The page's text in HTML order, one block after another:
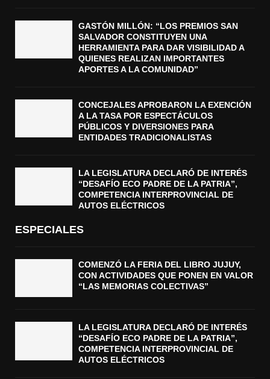
GASTÓN MILLÓN: “LOS PREMIOS SAN
SALVADOR CONSTITUYEN UNA
HERRAMIENTA PARA DAR VISIBILIDAD A
QUIENES REALIZAN IMPORTANTES
APORTES A LA COMUNIDAD”
CONCEJALES APROBARON LA EXENCIÓN
A LA TASA POR ESPECTÁCULOS
PÚBLICOS Y DIVERSIONES PARA
ENTIDADES TRADICIONALISTAS
LA LEGISLATURA DECLARÓ DE INTERÉS
“DESAFÍO ECO PADRE DE LA PATRIA”,
COMPETENCIA INTERPROVINCIAL DE
AUTOS ELÉCTRICOS
ESPECIALES
COMENZÓ LA FERIA DEL LIBRO JUJUY,
CON ACTIVIDADES QUE PONEN EN VALOR
“LAS MEMORIAS COLECTIVAS”
LA LEGISLATURA DECLARÓ DE INTERÉS
“DESAFÍO ECO PADRE DE LA PATRIA”,
COMPETENCIA INTERPROVINCIAL DE
AUTOS ELÉCTRICOS